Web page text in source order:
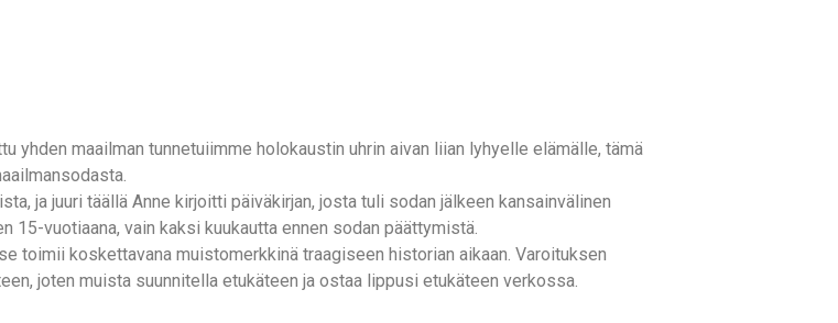
yhden maailman tunnetuiimme holokaustin uhrin aivan liian lyhyelle elämälle, tämä
ja juuri täällä Anne kirjoitti päiväkirjan, josta tuli sodan jälkeen kansainvälinen
15-vuotiaana, vain kaksi kuukautta ennen sodan päättymistä.
toimii koskettavana muistomerkkinä traagiseen historian aikaan. Varoituksen
joten muista suunnitella etukäteen ja ostaa lippusi etukäteen verkossa.